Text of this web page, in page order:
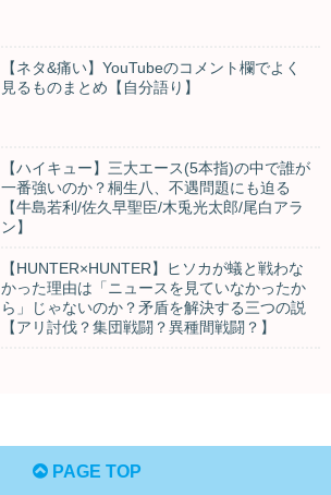
【ネタ&痛い】YouTubeのコメント欄でよく
見るものまとめ【自分語り】
【ハイキュー】三大エース(5本指)の中で誰が
一番強いのか？桐生八、不遇問題にも迫る
【牛島若利/佐久早聖臣/木兎光太郎/尾白アラ
ン】
【HUNTER×HUNTER】ヒソカが蟻と戦わな
かった理由は「ニュースを見ていなかったか
ら」じゃないのか？矛盾を解決する三つの説
【アリ討伐？集団戦闘？異種間戦闘？】
PAGE TOP